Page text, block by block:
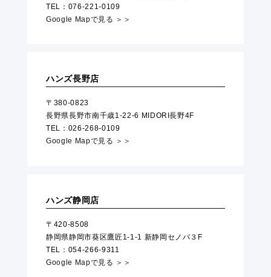
TEL：076-221-0109
Google Mapで見る ＞＞
ハンズ長野店
〒380-0823
長野県長野市南千歳1-22-6 MIDORI長野4F
TEL：026-268-0109
Google Mapで見る ＞＞
ハンズ静岡店
〒420-8508
静岡県静岡市葵区鷹匠1-1-1 新静岡セノバ３F
TEL：054-266-9311
Google Mapで見る ＞＞